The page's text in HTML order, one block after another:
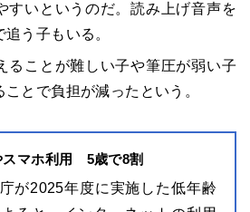
すいというのだ。読み上げ音声を
う子もいる。
ることが難しい子や筆圧が弱い子
とで負担が減ったという。
スマホ利用 5歳で8割
が2025年度に実施した低年齢